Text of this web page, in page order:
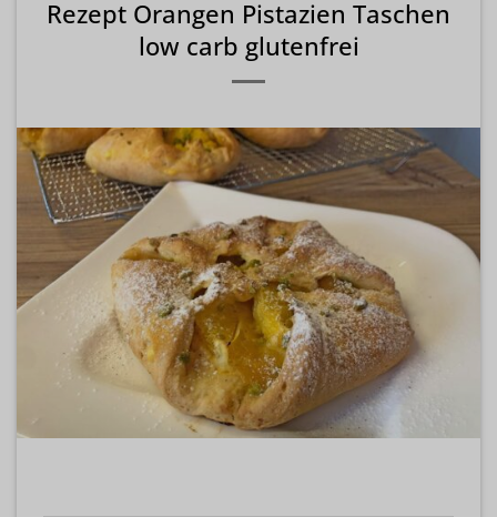
Rezept Orangen Pistazien Taschen
low carb glutenfrei